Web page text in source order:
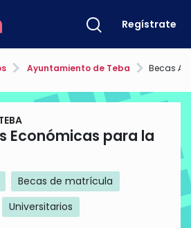
Regístrate
Ayuntamiento de Teba Becas
Económicas para la
Becas de matrícula
Universitarios